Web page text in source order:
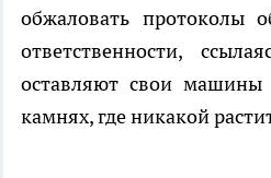
обжаловать протоколы
ответственности,
оставляют свои машины
камнях, где никакой